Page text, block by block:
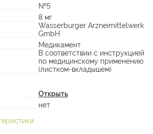
№5
8 мг
Wasserburger Arzneimittelwerk
GmbH
Медикамент
В соответствии с инструкцией
по медицинскому применению
(листком-вкладышем)
Открыть
нет